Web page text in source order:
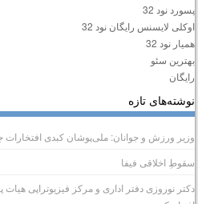
نود 32
لایسنس رایگان نود 32
نود 32
سئو
تازه
ورزش و جوانان: ملی‌پوشان کبدی افتخارات
اخلاقی فیفا
نوروزی دفتر اداری و مرکز فیزیوتراپی